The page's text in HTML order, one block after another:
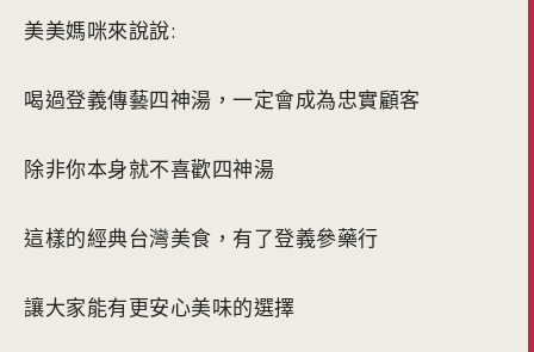
美美媽咪來說說:
喝過登義傳藝四神湯，一定會成為忠實顧客
除非你本身就不喜歡四神湯
這樣的經典台灣美食，有了登義參藥行
讓大家能有更安心美味的選擇